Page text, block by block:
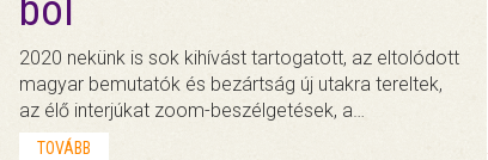
ból
2020 nekünk is sok kihívást tartogatott, az eltolódott
magyar bemutatók és bezártság új utakra tereltek,
az élő interjúkat zoom-beszélgetések, a…
TOVÁBB